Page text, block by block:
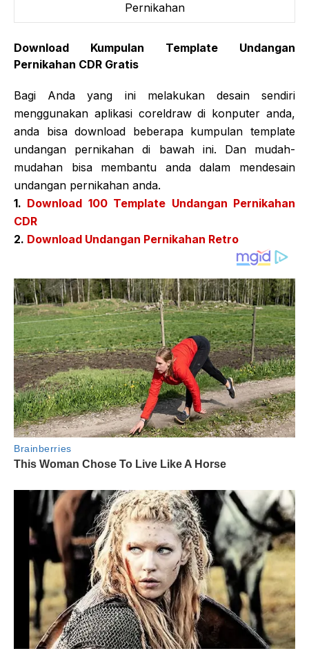
Pernikahan
Download Kumpulan Template Undangan
Pernikahan CDR Gratis
Bagi Anda yang ini melakukan desain sendiri
menggunakan aplikasi coreldraw di konputer anda,
anda bisa download beberapa kumpulan template
undangan pernikahan di bawah ini. Dan mudah-
mudahan bisa membantu anda dalam mendesain
undangan pernikahan anda.
1. Download 100 Template Undangan Pernikahan
CDR
2. Download Undangan Pernikahan Retro